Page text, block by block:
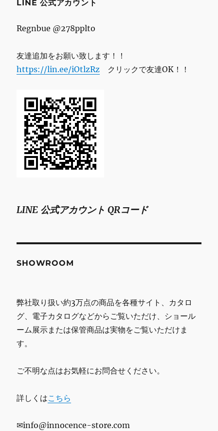
LINE 公式アカウント
Regnbue @278pplto
友達追加をお願い致します！！
https://lin.ee/iOtlzRz クリックで友達OK！！
LINE 公式アカウント QRコード
SHOWROOM
弊社取り扱い約3万点の商品を各種サイト、カタロ
グ、電子カタログなどからご覧いただけ、ショール
ーム展示または保管商品は実物をご覧いただけま
す。
ご不明な点はお気軽にお問合せください。
詳しくはこちら
✉info@innocence-store.com